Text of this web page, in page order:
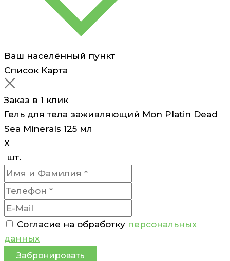
Ваш населённый пункт
Список Карта
Заказ в 1 клик
Гель для тела заживляющий Mon Platin Dead
Sea Minerals 125 мл
X
шт.
Согласие на обработку персональных
данных
Забронировать